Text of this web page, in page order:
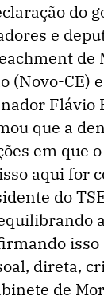
do
e
de
(Novo-CE)
Flávio
que a
em que
isso aqui for
do
isso
direta,
de